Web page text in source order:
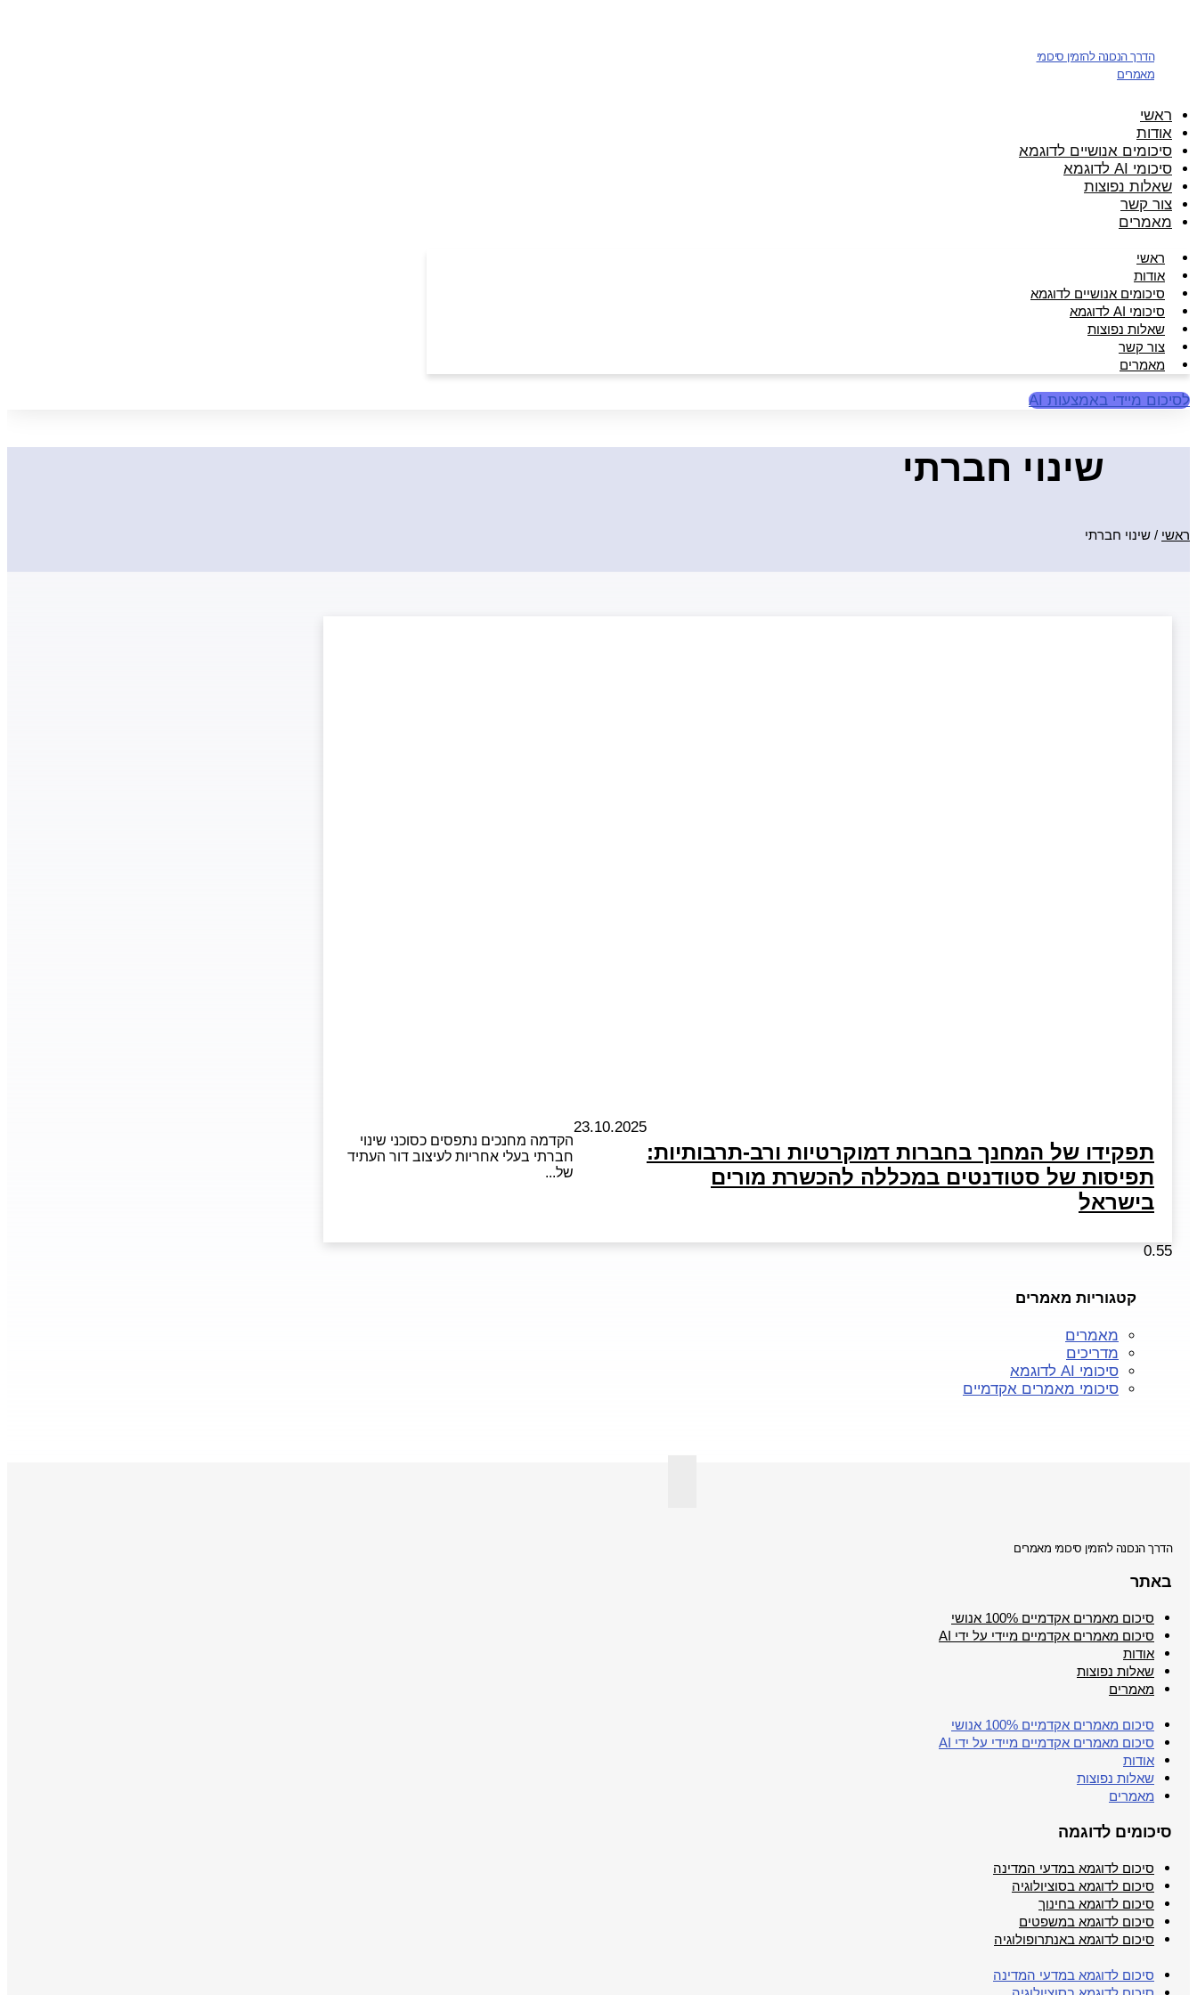
הדרך הנכונה להזמין סיכומי
מאמרים
ראשי
אודות
סיכומים אנושיים לדוגמא
סיכומי AI לדוגמא
שאלות נפוצות
צור קשר
מאמרים
ראשי
אודות
סיכומים אנושיים לדוגמא
סיכומי AI לדוגמא
שאלות נפוצות
צור קשר
מאמרים
לסיכום מיידי באמצעות AI
שינוי חברתי
ראשי / שינוי חברתי
תפקידו של המחנך בחברות דמוקרטיות ורב-תרבותיות:
תפיסות של סטודנטים במכללה להכשרת מורים
בישראל
23.10.2025
הקדמה מחנכים נתפסים כסוכני שינוי
חברתי בעלי אחריות לעיצוב דור העתיד
של
קטגוריות מאמרים
מאמרים
מדריכים
סיכומי AI לדוגמא
סיכומי מאמרים אקדמיים
הדרך הנכונה להזמין סיכומי מאמרים
באתר
סיכום מאמרים אקדמיים 100% אנושי
סיכום מאמרים אקדמיים מיידי על ידי AI
אודות
שאלות נפוצות
מאמרים
סיכום מאמרים אקדמיים 100% אנושי
סיכום מאמרים אקדמיים מיידי על ידי AI
אודות
שאלות נפוצות
מאמרים
סיכומים לדוגמה
סיכום לדוגמא במדעי המדינה
סיכום לדוגמא בסוציולוגיה
סיכום לדוגמא בחינוך
סיכום לדוגמא במשפטים
סיכום לדוגמא באנתרופולוגיה
סיכום לדוגמא במדעי המדינה